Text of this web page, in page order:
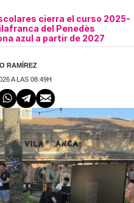
cierra el curso 2025-
del Penedès
azul a partir de 2027
RAMÍREZ
A LAS 08:49H